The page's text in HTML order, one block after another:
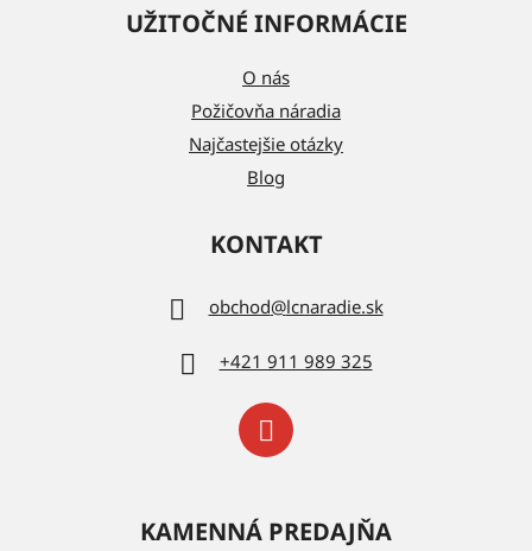
UŽITOČNÉ INFORMÁCIE
O nás
Požičovňa náradia
Najčastejšie otázky
Blog
KONTAKT
obchod@lcnaradie.sk
+421 911 989 325
KAMENNÁ PREDAJŇA